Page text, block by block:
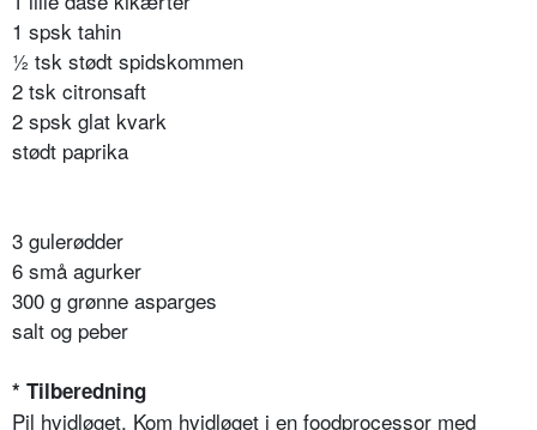
1 spsk tahin
½ tsk stødt spidskommen
2 tsk citronsaft
2 spsk glat kvark
stødt paprika
3 gulerødder
6 små agurker
300 g grønne asparges
salt og peber
* Tilberedning
Pil hvidløget. Kom hvidløget i en foodprocessor med